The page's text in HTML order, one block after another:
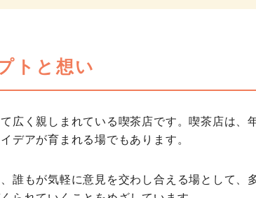
トと想い
広く親しまれている喫茶店です。喫茶店は、
デアが育まれる場でもあります。
誰もが気軽に意見を交わし合える場として、